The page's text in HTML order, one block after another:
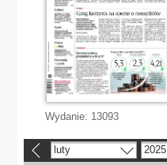
Wydanie: 13093
luty 2025